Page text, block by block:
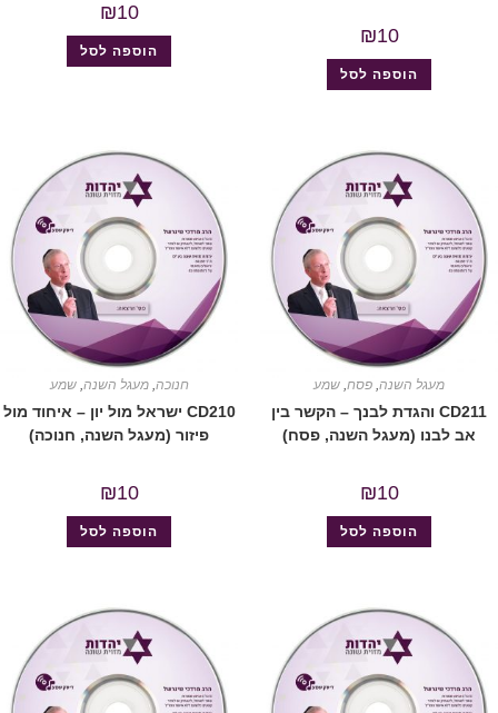
₪10
הוספה לסל
₪10
הוספה לסל
מעגל השנה, פסח, שמע
CD211 והגדת לבנך – הקשר בין
אב לבנו (מעגל השנה, פסח)
₪10
הוספה לסל
חנוכה,מעגל השנה,שמע
CD210 ישראל מול יון – איחוד מול
פיזור (מעגל השנה, חנוכה)
₪10
הוספה לסל